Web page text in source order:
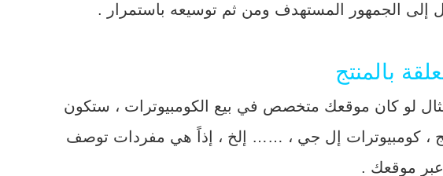
إلى الجمهور المستهدف ومن ثم توسيعه باستمرار .
بالمنتج
لو كان موقعك متخصص في بيع الكومبيوترات ، ستكون
، كومبيوترات إل جي ، …… إلخ ، إذاً هي مفردات توصف
عبر موقعك .